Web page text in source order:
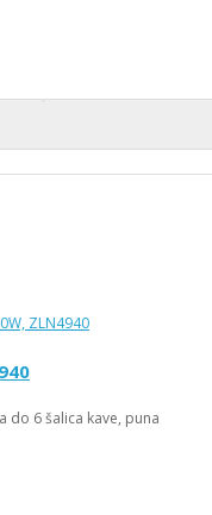
do 6 šalica kave, puna